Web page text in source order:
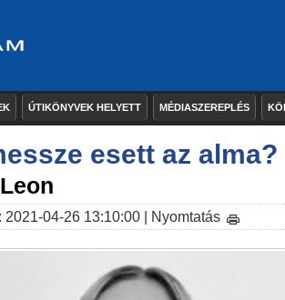
ÚTIKÖNYVEK HELYETT MÉDIASZEREPLÉS
esett az alma?
04-26 13:10:00 | Nyomtatás